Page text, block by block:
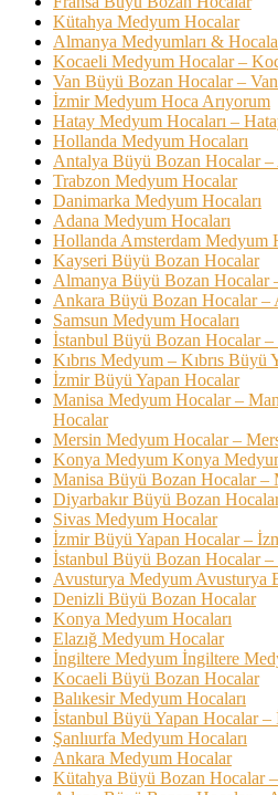
Kütahya Medyum Hocalar
Almanya Medyumları &
Kocaeli Medyum Hocalar –
Van Büyü Bozan Hocalar –
İzmir Medyum Hoca Arıyorum
Hatay Medyum Hocaları –
Hollanda Medyum Hocaları
Antalya Büyü Bozan Hocalar
Trabzon Medyum Hocalar
Danimarka Medyum Hocaları
Adana Medyum Hocaları
Hollanda Amsterdam Medyum
Kayseri Büyü Bozan Hocalar
Almanya Büyü Bozan Hocalar
Ankara Büyü Bozan Hocalar –
Samsun Medyum Hocaları
İstanbul Büyü Bozan Hocalar
Kıbrıs Medyum – Kıbrıs Büyü
İzmir Büyü Yapan Hocalar
Manisa Medyum Hocalar –
Hocalar
Mersin Medyum Hocalar –
Konya Medyum Konya
Manisa Büyü Bozan Hocalar –
Diyarbakır Büyü Bozan
Sivas Medyum Hocalar
İzmir Büyü Yapan Hocalar –
İstanbul Büyü Bozan Hocalar
Avusturya Medyum Avusturya
Denizli Büyü Bozan Hocalar
Konya Medyum Hocaları
Elazığ Medyum Hocalar
İngiltere Medyum İngiltere
Kocaeli Büyü Bozan Hocalar
Balıkesir Medyum Hocaları
İstanbul Büyü Yapan Hocalar
Şanlıurfa Medyum Hocaları
Ankara Medyum Hocalar
Kütahya Büyü Bozan Hocalar